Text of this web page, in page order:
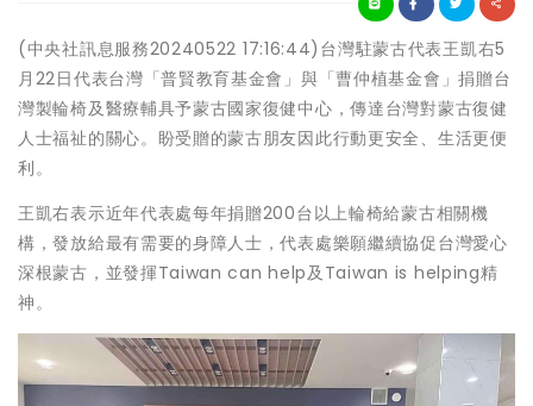
(中央社訊息服務20240522 17:16:44)台灣駐蒙古代表王凱右5
月22日代表台灣「普賢教育基金會」與「曹仲植基金會」捐贈台
灣製輪椅及醫療輔具予蒙古國家復健中心，傳達台灣對蒙古復健
人士福祉的關心。盼受贈的蒙古朋友因此行動更安全、生活更便
利。
王凱右表示近年代表處每年捐贈200台以上輪椅給蒙古相關機
構，發放給最有需要的身障人士，代表處樂願繼續協促台灣愛心
深根蒙古，並發揮Taiwan can help及Taiwan is helping精
神。